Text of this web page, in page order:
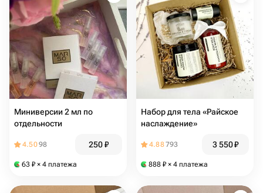
Миниверсии 2 мл по
отдельности
4.5098 250₽
63 ₽ × 4 платежа
Набор для тела «Райское
наслаждение»
4.88793 3 550₽
888 ₽ × 4 платежа